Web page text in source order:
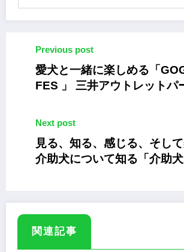
Previous post
愛犬と一緒に楽しめる「
FES 」 三井アウトレットパ
Next post
見る、知る、感じる、そして
介助犬について知る「介助
関連記事